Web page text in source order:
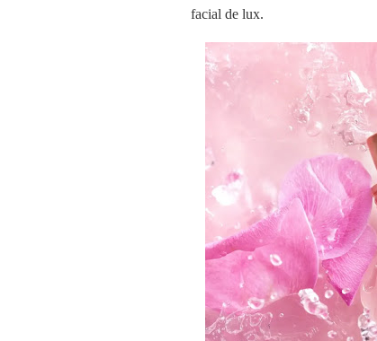
facial de lux.